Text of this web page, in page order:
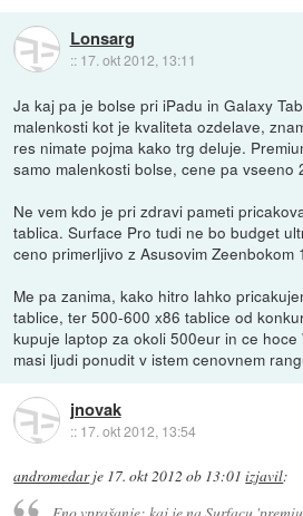
Lonsarg
:: 17. okt 2012, 13:11
Ja kaj pa je bolse pri iPadu in Galaxy
malenkosti kot je kvaliteta ozdelave,
res nimate pojma kako trg deluje.
samo malenkosti bolse, cene pa vseeno
Ne vem kdo je pri zdravi pameti
tablica. Surface Pro tudi ne bo budget
ceno primerljivo z Asusovim Zeenbokom
Me pa zanima, kako hitro lahko
tablice, ter 500-600 x86 tablice od
kupuje laptop za okoli 500eur in ce
masi ljudi ponudit v istem cenovnem
jnovak
:: 17. okt 2012, 13:54
andromedarje 17. okt 2012 ob 13:01 izjavil: